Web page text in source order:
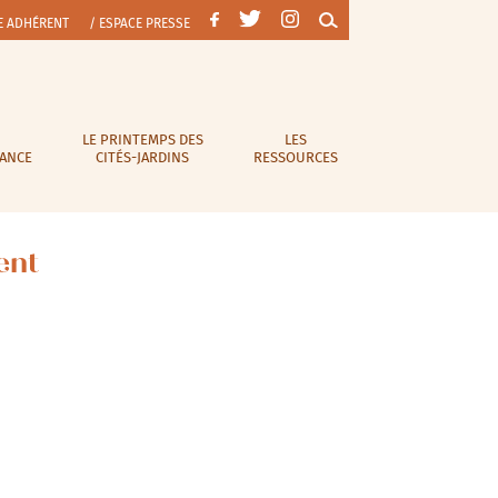
ADHÉRENT / ESPACE PRESSE
LE PRINTEMPS DES
CITÉS-JARDINS
LES
RESSOURCES